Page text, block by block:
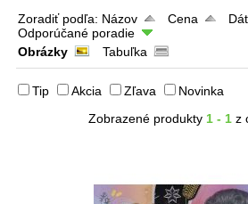
Zoradiť podľa: Názov Cena
Odporúčané poradie
Obrázky
Tabuľka
Tip Akcia Zľava
Novinka
Zobrazené produkty 1 - 1 z